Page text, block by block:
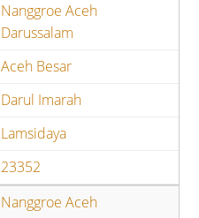
Nanggroe Aceh
Darussalam
Aceh Besar
Darul Imarah
Lamsidaya
23352
Nanggroe Aceh